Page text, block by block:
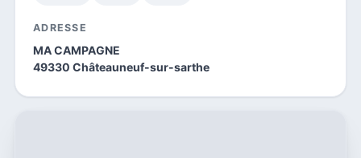
ADRESSE
MA CAMPAGNE
49330 Châteauneuf-sur-sarthe